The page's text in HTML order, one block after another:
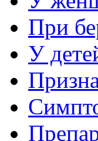
При
У